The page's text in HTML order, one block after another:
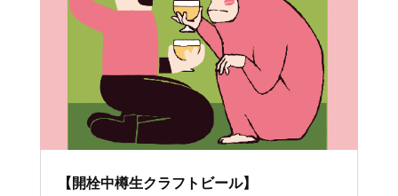
【開栓中樽生クラフトビール】